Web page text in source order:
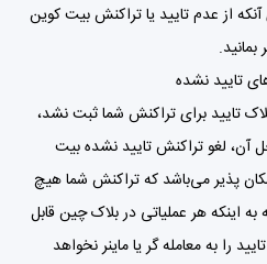
از عدم تایید یا تراکنش بیت کوین
تایید نشده
بلاک تایید برای تراکنش شما ثبت نشد،
آن، لغو تراکنش تایید نشده بیت
پذیر می‌باشد که تراکنش شما هیچ
به اینکه هر عملیاتی در بلاک چین قابل
را به معامله گر یا ماینر نخواهد